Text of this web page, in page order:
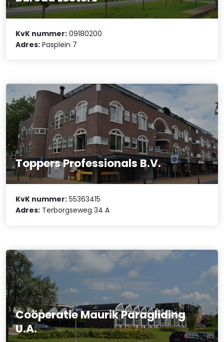
KvK nummer: 09180200
Adres: Pasplein 7
Toppers Professionals B.V.
KvK nummer: 55363415
Adres: Terborgseweg 34 A
Coöperatie Maurik Paragliding
U.A.